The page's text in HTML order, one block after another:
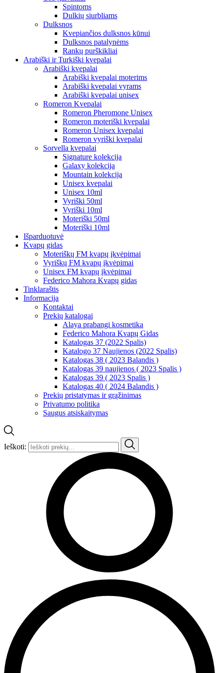
Spintoms
Dulkių siurbliams
Dulksnos
Kvepiančios dulksnos kūnui
Dulksnos patalynėms
Rankų purškikliai
Arabiški ir Turkiški kvepalai
Arabiški kvepalai
Arabiški kvepalai moterims
Arabiški kvepalai vyrams
Arabiški kvepalai unisex
Romeron Kvepalai
Romeron Pheromone Unisex
Romeron moteriški kvepalai
Romeron Unisex kvepalai
Romeron vyriški kvepalai
Sorvella kvepalai
Signature kolekcija
Galaxy kolekcija
Mountain kolekcija
Unisex kvepalai
Unisex 10ml
Vyriški 50ml
Vyriški 10ml
Moteriški 50ml
Moteriški 10ml
Išparduotuvė
Kvapų gidas
Moteriškų FM kvapų įkvėpimai
Vyriškų FM kvapų įkvėpimai
Unisex FM kvapų įkvėpimai
Federico Mahora Kvapų gidas
Tinklaraštis
Informacija
Kontaktai
Prekių katalogai
Alaya prabangi kosmetika
Federico Mahora Kvapų Gidas
Katalogas 37 (2022 Spalis)
Katalogo 37 Naujienos (2022 Spalis)
Katalogas 38 ( 2023 Balandis )
Katalogas 39 naujienos ( 2023 Spalis )
Katalogas 39 ( 2023 Spalis )
Katalogas 40 ( 2024 Balandis )
Prekių pristatymas ir grąžinimas
Privatumo politika
Saugus atsiskaitymas
Ieškoti: